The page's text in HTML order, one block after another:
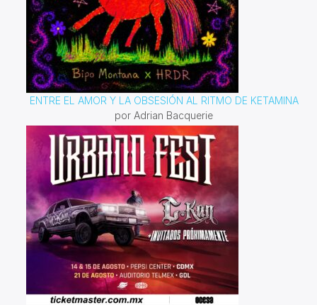
ENTRE EL AMOR Y LA OBSESIÓN AL RITMO DE KETAMINA
por Adrian Bacquerie